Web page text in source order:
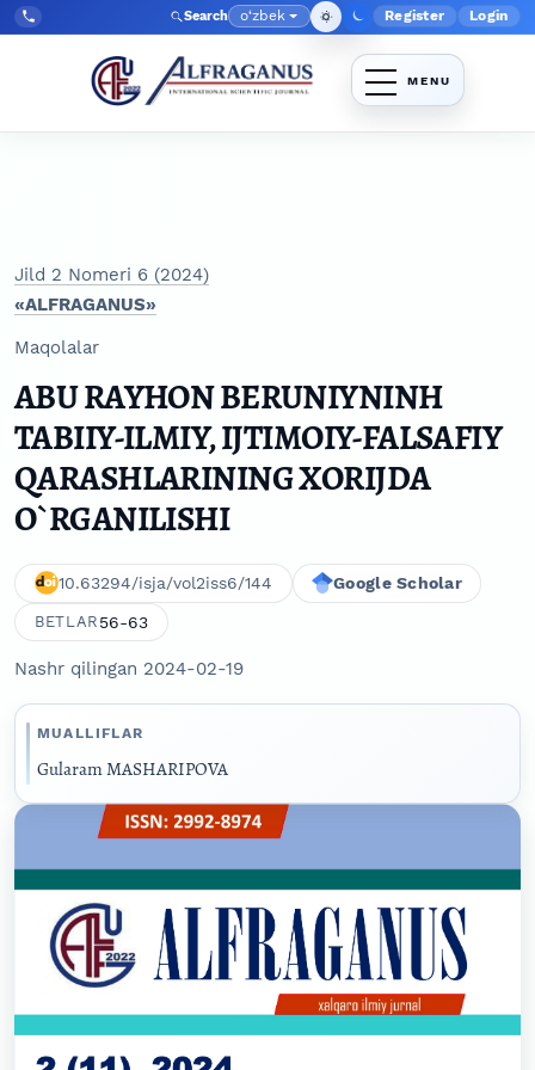
Skip to main navigation menu
Skip to main content
Skip to site footer
Tel:
+998903350930 Search Language
o‘zbek Admin
Register Login
Jild 2 Nomeri 6 (2024)
«ALFRAGANUS»
Maqolalar
ABU RAYHON BERUNIYNINH
TABIIY-ILMIY, IJTIMOIY-FALSAFIY
QARASHLARINING XORIJDA
O`RGANILISHI
10.63294/isja/vol2iss6/144 Google Scholar
BETLAR 56-63
Nashr qilingan 2024-02-19
MUALLIFLAR
Gularam MASHARIPOVA